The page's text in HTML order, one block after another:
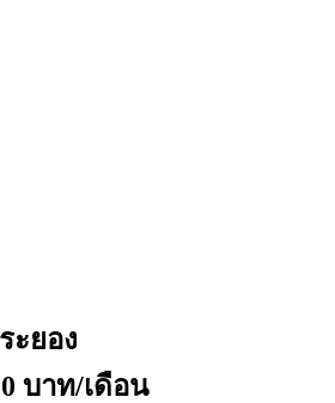
ะยอง
บาท/เดือน